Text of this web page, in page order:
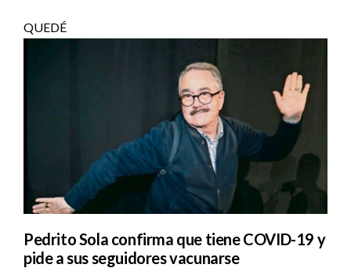
QUEDÉ
Pedrito Sola confirma que tiene COVID-19 y
pide a sus seguidores vacunarse